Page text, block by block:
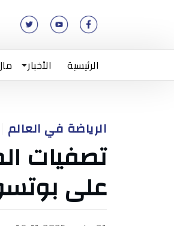
الرئيسية الأخبار
الرياضة في العالم
تصفيات
على